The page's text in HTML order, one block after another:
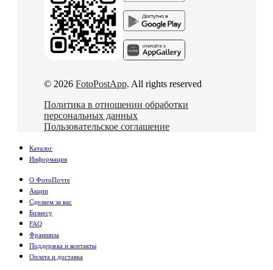
© 2026 FotoPostApp. All rights reserved
Политика в отношении обработки
персональных данных
Пользовательское соглашение
Каталог
Информация
О ФотоПочте
Акции
Сделаем за вас
Бизнесу
FAQ
Франшиза
Поддержка и контакты
Оплата и доставка